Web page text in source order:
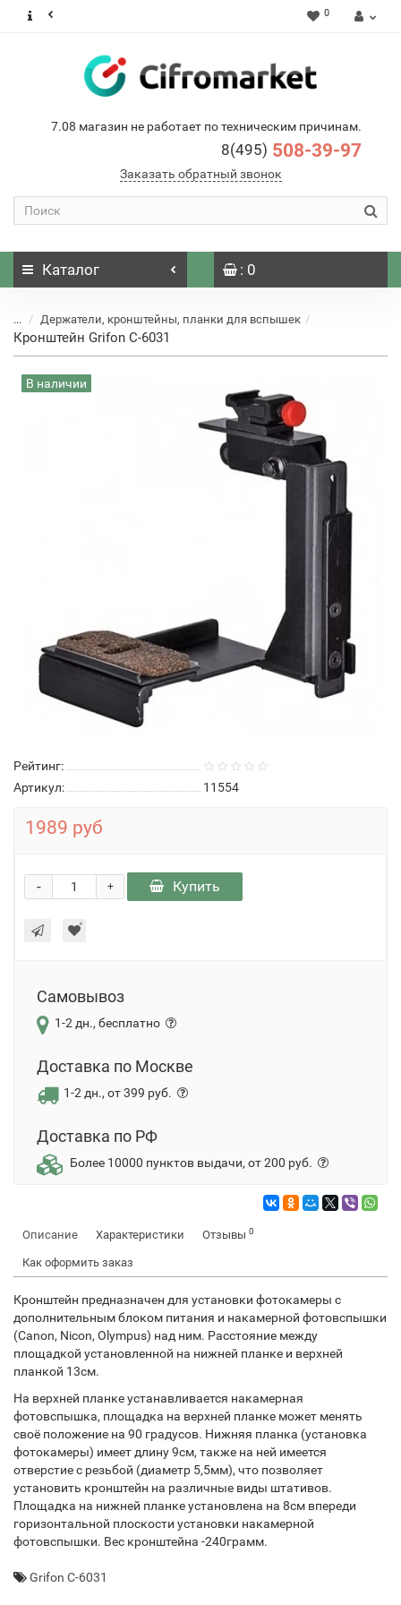
0
7.08 магазин не работает по техническим причинам.
8(495) 508-39-97
Заказать обратный звонок
Каталог : 0
... Держатели, кронштейны, планки для вспышек
Кронштейн Grifon C-6031
В наличии
Рейтинг:
Артикул:
11554
1989 руб
+
- Купить
Самовывоз
1-2 дн., бесплатно
Доставка по Москве
1-2 дн., от 399 руб.
Доставка по РФ
Более 10000 пунктов выдачи, от 200 руб.
Описание Характеристики Отзывы 0
Как оформить заказ
Кронштейн предназначен для установки фотокамеры c
дополнительным блоком питания и накамерной фотовспышки
(Canon, Nicon, Olympus) над ним. Расстояние между
площадкой установленной на нижней планке и верхней
планкой 13см.
На верхней планке устанавливается накамерная
фотовспышка, площадка на верхней планке может менять
своё положение на 90 градусов. Нижняя планка (установка
фотокамеры) имеет длину 9см, также на ней имеется
отверстие с резьбой (диаметр 5,5мм), что позволяет
установить кронштейн на различные виды штативов.
Площадка на нижней планке установлена на 8см впереди
горизонтальной плоскости установки накамерной
фотовспышки. Вес кронштейна -240грамм.
Grifon C-6031